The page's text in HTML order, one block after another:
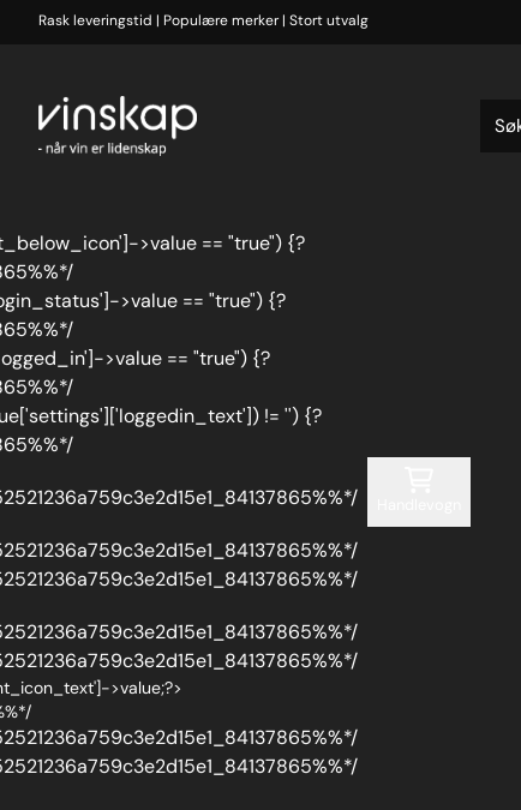
Hopp til innhold
Rask leveringstid | Populære merker | Stort utvalg
>value == "true") {?
>value == "true") {?
>value == "true") {?
!= '') {?
/*/
>value;?>